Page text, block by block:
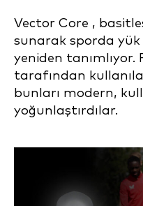
Vector Core ,
sunarak sporda
yeniden
tarafından
bunları modern,
yoğunlaştırdılar.